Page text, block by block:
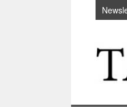
Passer au